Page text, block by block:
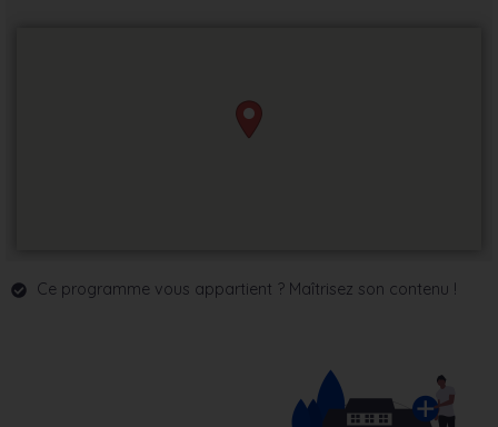
Ce programme vous appartient ? Maîtrisez son contenu !